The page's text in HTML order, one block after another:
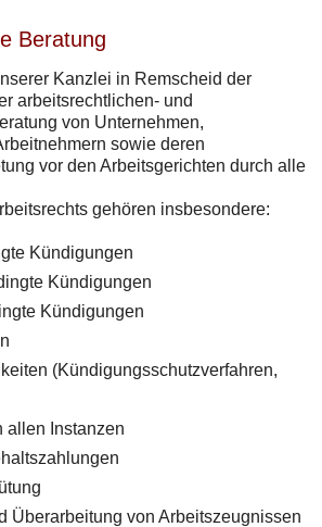
Beratung
Kanzlei in Remscheid der
arbeitsrechtlichen- und
von Unternehmen,
sowie deren
vor den Arbeitsgerichten durch alle
gehören insbesondere:
Kündigungen
Kündigungen
Kündigungen
(Kündigungsschutzverfahren,
allen Instanzen
Überarbeitung von Arbeitszeugnissen